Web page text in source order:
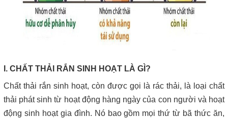
I. CHẤT THẢI RẮN SINH HOẠT LÀ GÌ?
Chất thải rắn sinh hoạt, còn được gọi là rác thải, là loại chất
thải phát sinh từ hoạt động hàng ngày của con người và hoạt
động sinh hoạt gia đình. Nó bao gồm mọi thứ từ bã thức ăn,